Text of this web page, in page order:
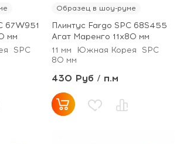
67W951
мм
SPC
Образец в шоу-руме
Плинтус Fargo SPC 68S455
Агат Маренго 11х80 мм
11 мм
Южная Корея
SPC
80 мм
430 Руб / п.м